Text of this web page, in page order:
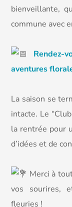
bienveillante,
commune avec
aventures
La saison se
intacte. Le
la rentrée pour
d’idées et de
Merci à
vos sourires,
fleuries !